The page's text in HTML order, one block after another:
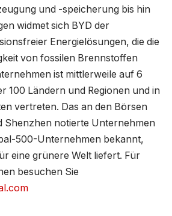
und -speicherung bis hin
widmet sich BYD der
Energielösungen, die die
von fossilen Brennstoffen
ist mittlerweile auf 6
100 Ländern und Regionen und in
vertreten. Das an den Börsen
Shenzhen notierte Unternehmen
500-Unternehmen bekannt,
eine grünere Welt liefert. Für
besuchen Sie